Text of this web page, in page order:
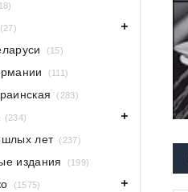
(27)
(15)
(111)
(283)
(234)
лет (237)
издания (199)
(1575)